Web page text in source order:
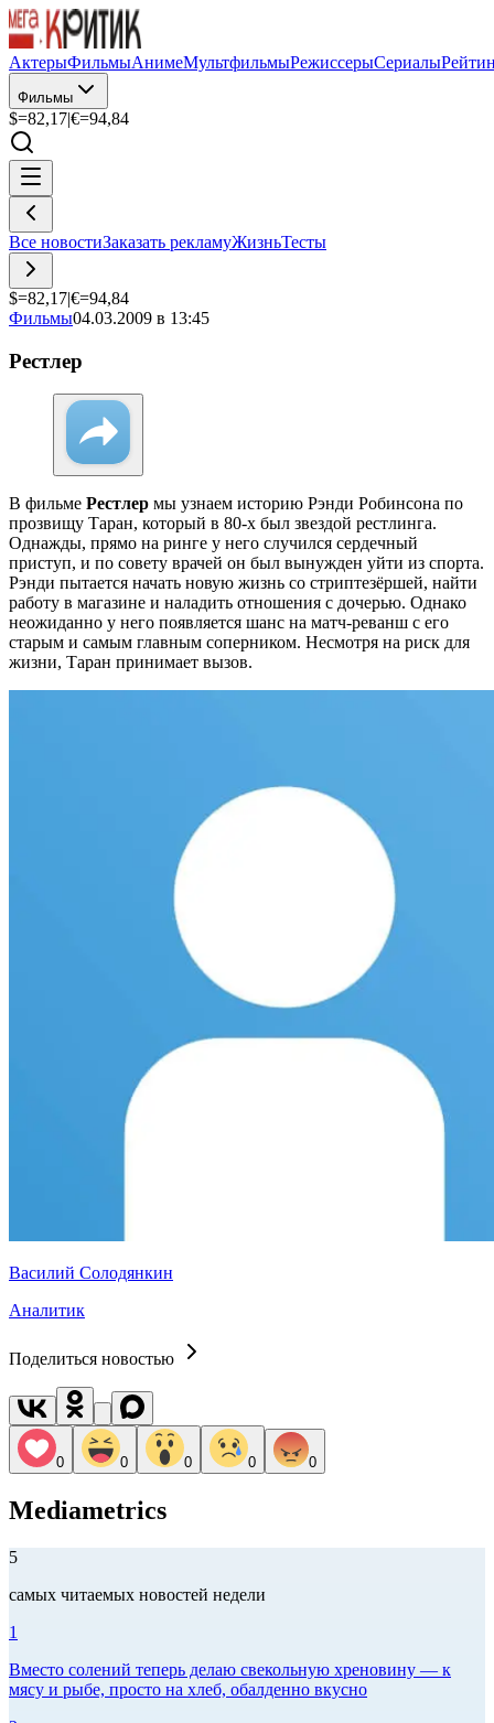
АктерыФильмыАнимеМультфильмыРежиссерыСериалы
Фильмы
$=82,17|€=94,84
Все новостиЗаказать рекламуЖизньТесты
$=82,17|€=94,84
Фильмы04.03.2009 в 13:45
Рестлер
В фильме Рестлер мы узнаем историю Рэнди Робинсона по
прозвищу Таран, который в 80-х был звездой рестлинга.
Однажды, прямо на ринге у него случился сердечный
приступ, и по совету врачей он был вынужден уйти из спорта.
Рэнди пытается начать новую жизнь со стриптезёршей, найти
работу в магазине и наладить отношения с дочерью. Однако
неожиданно у него появляется шанс на матч-реванш с его
старым и самым главным соперником. Несмотря на риск для
жизни, Таран принимает вызов.
Василий Солодянкин
Аналитик
Поделиться новостью
0 0 0 0 0
Mediametrics
5
самых читаемых новостей недели
1
Вместо солений теперь делаю свекольную хреновину — к
мясу и рыбе, просто на хлеб, обалденно вкусно